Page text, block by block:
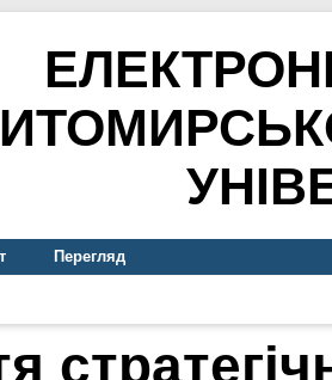
Перегляд